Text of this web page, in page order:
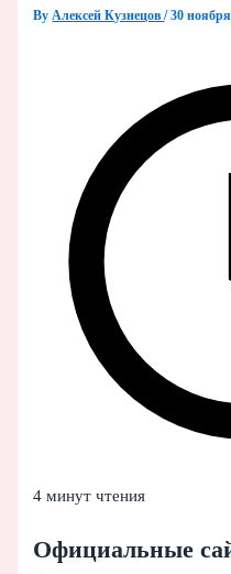
By Алексей Кузнецов/30
4 минут чтения
Официальные